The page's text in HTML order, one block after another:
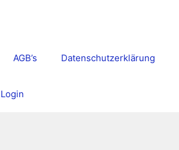
AGB’s Datenschutzerklärung
Login